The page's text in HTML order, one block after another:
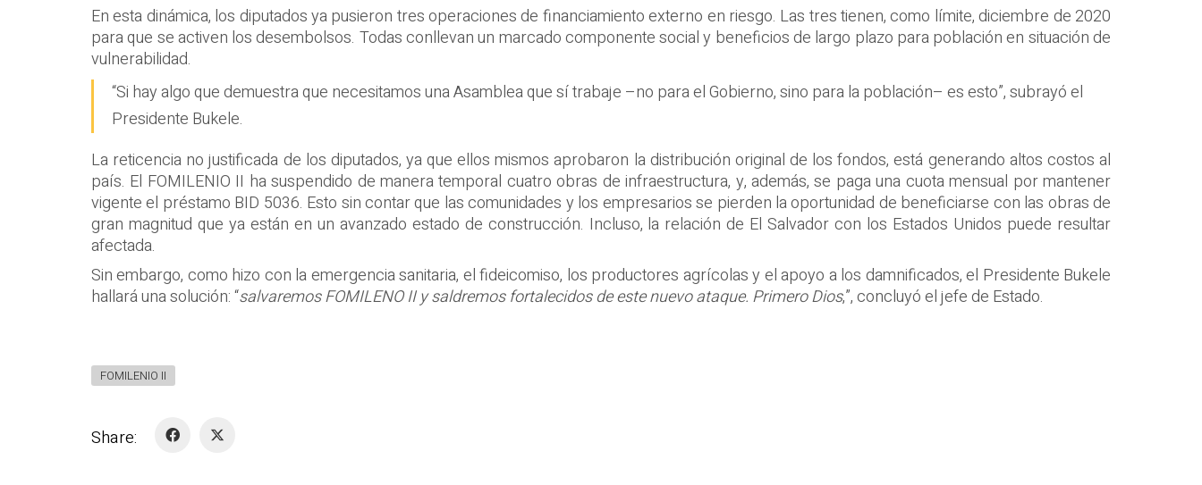
En esta dinámica, los diputados ya pusieron tres operaciones de financiamiento externo en riesgo. Las tres tienen, como límite, diciembre de 2020
para que se activen los desembolsos. Todas conllevan un marcado componente social y beneficios de largo plazo para población en situación de
vulnerabilidad.
“Si hay algo que demuestra que necesitamos una Asamblea que sí trabaje –no para el Gobierno, sino para la población– es esto”, subrayó el
Presidente Bukele.
La reticencia no justificada de los diputados, ya que ellos mismos aprobaron la distribución original de los fondos, está generando altos costos al
país. El FOMILENIO II ha suspendido de manera temporal cuatro obras de infraestructura, y, además, se paga una cuota mensual por mantener
vigente el préstamo BID 5036. Esto sin contar que las comunidades y los empresarios se pierden la oportunidad de beneficiarse con las obras de
gran magnitud que ya están en un avanzado estado de construcción. Incluso, la relación de El Salvador con los Estados Unidos puede resultar
afectada.
Sin embargo, como hizo con la emergencia sanitaria, el fideicomiso, los productores agrícolas y el apoyo a los damnificados, el Presidente Bukele
hallará una solución: “salvaremos FOMILENO II y saldremos fortalecidos de este nuevo ataque. Primero Dios,”, concluyó el jefe de Estado.
FOMILENIO II
Share: